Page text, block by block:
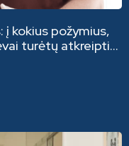
kokius požymius,
turėtų atkreipti